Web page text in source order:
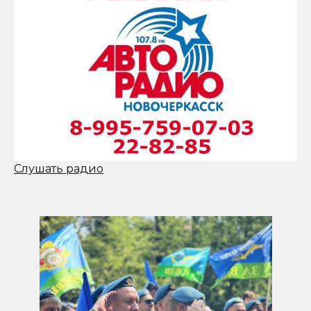
Слушать радио